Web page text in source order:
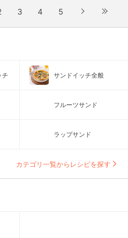
3 4 5
チ サンドイッチ全般
フルーツサンド
ラップサンド
カテゴリ一覧からレシピを探す